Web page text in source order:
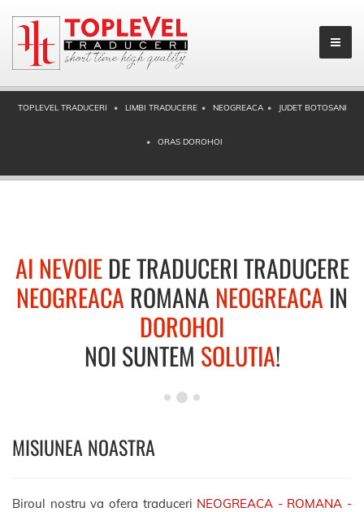
TOPLEVEL TRADUCERI LIMBI TRADUCERE NEOGREACA JUDET BOTOSANI
ORAS DOROHOI
AI NEVOIEDE TRADUCERI TRADUCERE
NEOGREACA ROMANA NEOGREACA IN
DOROHOI
NOI SUNTEM SOLUTIA!
MISIUNEA NOASTRA
Biroul nostru va ofera traduceri NEOGREACA - ROMANA -